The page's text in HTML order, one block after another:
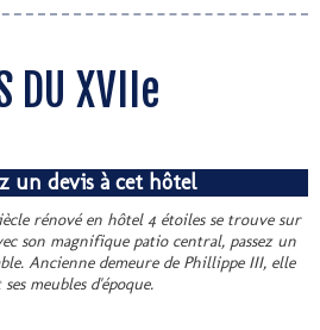
DU XVIIe
un devis à cet hôtel
rénové en hôtel 4 étoiles se trouve sur
son magnifique patio central, passez un
Ancienne demeure de Phillippe III, elle
meubles d'époque.